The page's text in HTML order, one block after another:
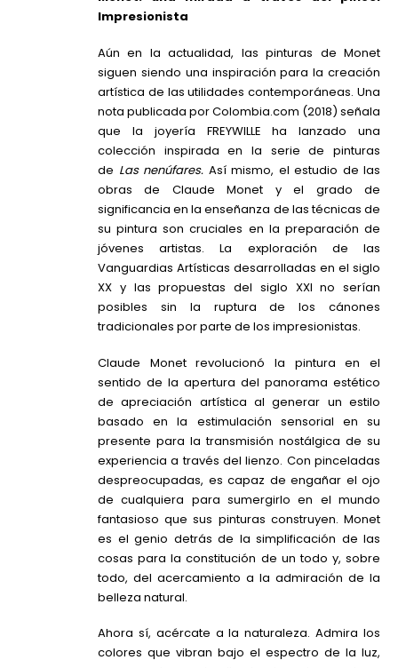
Impresionista
Aún en la actualidad, las pinturas de Monet
siguen siendo una inspiración para la creación
artística de las utilidades contemporáneas. Una
nota publicada por Colombia.com (2018) señala
que la joyería FREYWILLE ha lanzado una
colección inspirada en la serie de pinturas
de Las nenúfares. Así mismo, el estudio de las
obras de Claude Monet y el grado de
significancia en la enseñanza de las técnicas de
su pintura son cruciales en la preparación de
jóvenes artistas. La exploración de las
Vanguardias Artísticas desarrolladas en el siglo
XX y las propuestas del siglo XXI no serían
posibles sin la ruptura de los cánones
tradicionales por parte de los impresionistas.
Claude Monet revolucionó la pintura en el
sentido de la apertura del panorama estético
de apreciación artística al generar un estilo
basado en la estimulación sensorial en su
presente para la transmisión nostálgica de su
experiencia a través del lienzo. Con pinceladas
despreocupadas, es capaz de engañar el ojo
de cualquiera para sumergirlo en el mundo
fantasioso que sus pinturas construyen. Monet
es el genio detrás de la simplificación de las
cosas para la constitución de un todo y, sobre
todo, del acercamiento a la admiración de la
belleza natural.
Ahora sí, acércate a la naturaleza. Admira los
colores que vibran bajo el espectro de la luz,